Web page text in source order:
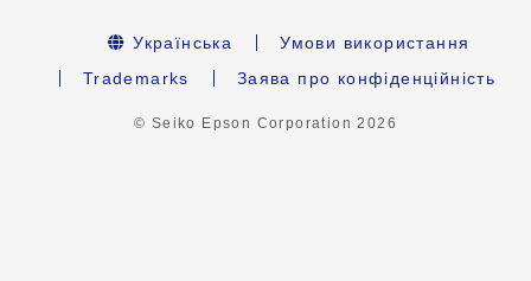
Українська
Умови використання
Trademarks
Заява про конфіденційність
© Seiko Epson Corporation2026